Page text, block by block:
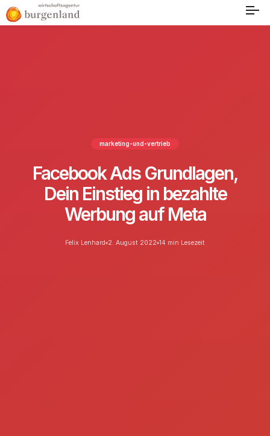
marketing-und-vertrieb
Facebook Ads Grundlagen,
Dein Einstieg in bezahlte
Werbung auf Meta
Felix Lenhard 2. August 2022 14 min Lesezeit